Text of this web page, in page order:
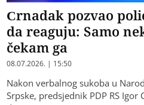
Crnadak pozvao
da reaguju: Samo
čekam ga
08.07.2026. | 15:50
Nakon verbalnog sukoba u
Srpske, predsjednik PDP RS Igor